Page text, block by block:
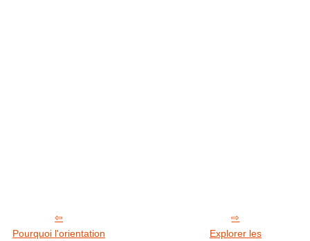
Pourquoi l'orientation
Explorer les